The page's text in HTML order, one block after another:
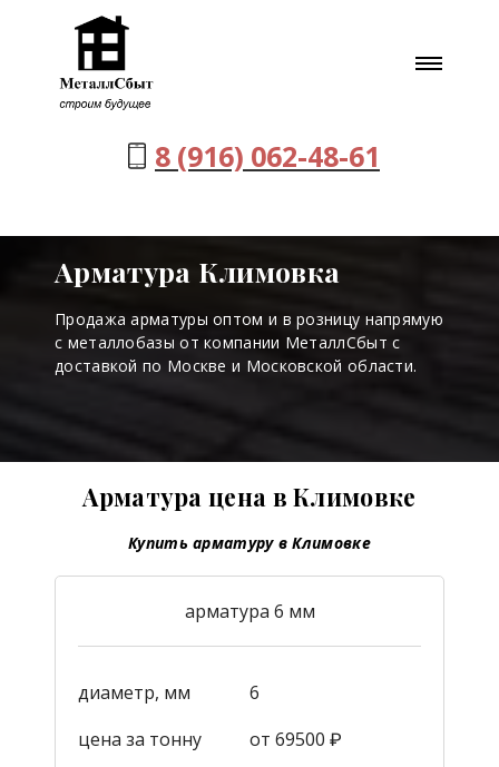
8 (916) 062-48-61
Арматура Климовка
Продажа арматуры оптом и в розницу напрямую
с металлобазы от компании МеталлСбыт с
доставкой по Москве и Московской области.
Арматура цена в Климовке
Купить арматуру в Климовке
арматура 6 мм
диаметр, мм
6
цена за тонну
от 69500 ₽